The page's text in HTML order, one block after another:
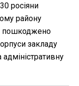
росіяни
району
пошкоджено
закладу